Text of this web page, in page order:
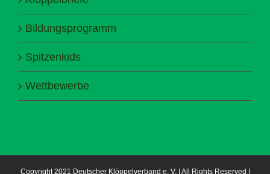
Bildungsprogramm
Spitzenkids
Wettbewerbe
Copyright 2021 Deutscher Klöppelverband e. V. | All Rights Reserved |